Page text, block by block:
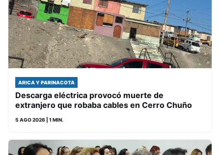
ARICA Y PARINACOTA
Descarga eléctrica provocó muerte de
extranjero que robaba cables en Cerro Chuño
5 AGO 2026 | 1 MIN.